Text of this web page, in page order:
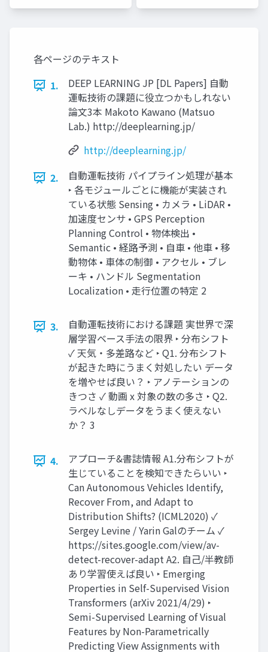
各ページのテキスト
1.
DEEP LEARNING JP [DL Papers] 自動
運転技術の課題に役立つかもしれない
論文3本 Makoto Kawano (Matsuo
Lab.) http://deeplearning.jp/
http://deeplearning.jp/
2.
自動運転技術 パイプライン処理が基本
‣ 各モジュールごとに機能が実装され
ている状態 Sensing • カメラ • LiDAR •
加速度センサ • GPS Perception
Planning Control • 物体検出 •
Semantic • 経路予測 • 自車 • 他車 • 移
動物体 • 車体の制御 • アクセル • ブレ
ーキ • ハンドル Segmentation
Localization • 走行位置の特定 2
3.
自動運転技術における課題 実世界で深
層学習ベース手法の限界 ‣ 分布シフト
✓ 天気・多差路など ‣ Q1. 分布シフト
が起きた時にうまく対処したい データ
を増やせば良い？ ‣ アノテーションの
きつさ ✓ 動画 x 対象の数の多さ ‣ Q2.
ラベルなしデータをうまく使えない
か？ 3
4.
アプローチ&書誌情報 A1.分布シフトが
生じていることを検知できたらいい ‣
Can Autonomous Vehicles Identify,
Recover From, and Adapt to
Distribution Shifts? (ICML2020) ✓
Sergey Levine / Yarin Galのチーム ✓
https://sites.google.com/view/av-
detect-recover-adapt A2. 自己/半教師
あり学習使えば良い ‣ Emerging
Properties in Self-Supervised Vision
Transformers (arXiv 2021/4/29) ‣
Semi-Supervised Learning of Visual
Features by Non-Parametrically
Predicting View Assignments with